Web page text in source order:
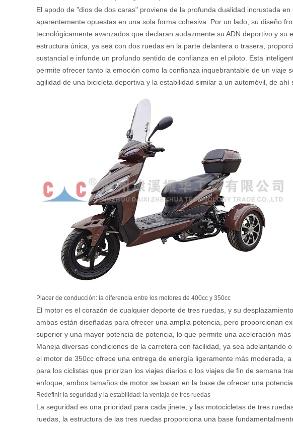
El apodo de "dios de dos caras" proviene de la profunda dualidad incrustada
aparentemente opuestas en una sola forma cohesiva. Por un lado, su diseño
tecnológicamente avanzados que declaran audazmente su ADN deportivo y
estructura única, ya sea con dos ruedas en la parte delantera o trasera,
sustancial e infunde un profundo sentido de confianza en el piloto. Esta
permite ofrecer tanto la emoción como la confianza inquebrantable de un
agilidad de una bicicleta deportiva y la estabilidad similar a un automóvil, de ahí
Placer de conducción: la diferencia entre los motores de 400cc y 350cc
El motor es el corazón de cualquier deporte de tres ruedas, y su
ambas están diseñadas para ofrecer una amplia potencia, pero proporcionan
superior y una mayor potencia de potencia, lo que permite una aceleración
Maneja diversas condiciones de la carretera con facilidad, ya sea adelantando
el motor de 350cc ofrece una entrega de energía ligeramente más moderada,
para los ciclistas que priorizan los viajes diarios o los viajes de fin de semana
enfoque, ambos tamaños de motor se basan en la base de ofrecer una
Redefinir la seguridad y la estabilidad: la ventaja de tres ruedas
La seguridad es una prioridad para cada jinete, y las motocicletas de tres
ruedas, la estructura de las tres ruedas proporciona una base